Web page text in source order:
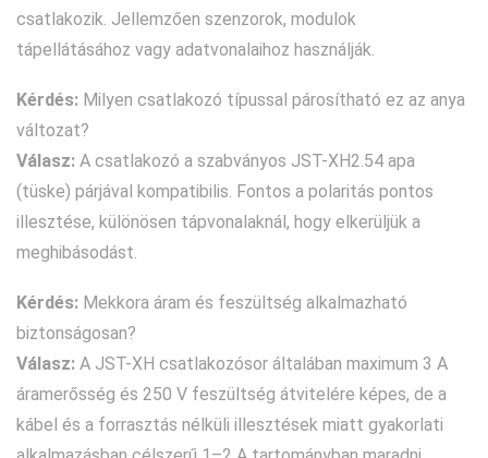
csatlakozik. Jellemzően szenzorok, modulok
tápellátásához vagy adatvonalaihoz használják.
Kérdés: Milyen csatlakozó típussal párosítható ez az anya
változat?
Válasz: A csatlakozó a szabványos JST-XH2.54 apa
(tüske) párjával kompatibilis. Fontos a polaritás pontos
illesztése, különösen tápvonalaknál, hogy elkerüljük a
meghibásodást.
Kérdés: Mekkora áram és feszültség alkalmazható
biztonságosan?
Válasz: A JST-XH csatlakozósor általában maximum 3 A
áramerősség és 250 V feszültség átvitelére képes, de a
kábel és a forrasztás nélküli illesztések miatt gyakorlati